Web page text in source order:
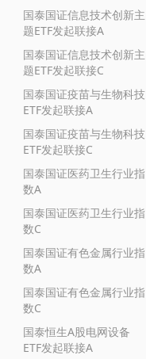
国泰国证信息技术创新主
题ETF发起联接A
国泰国证信息技术创新主
题ETF发起联接C
国泰国证疫苗与生物科技
ETF发起联接A
国泰国证疫苗与生物科技
ETF发起联接C
国泰国证医药卫生行业指
数A
国泰国证医药卫生行业指
数C
国泰国证有色金属行业指
数A
国泰国证有色金属行业指
数C
国泰恒生A股电网设备
ETF发起联接A